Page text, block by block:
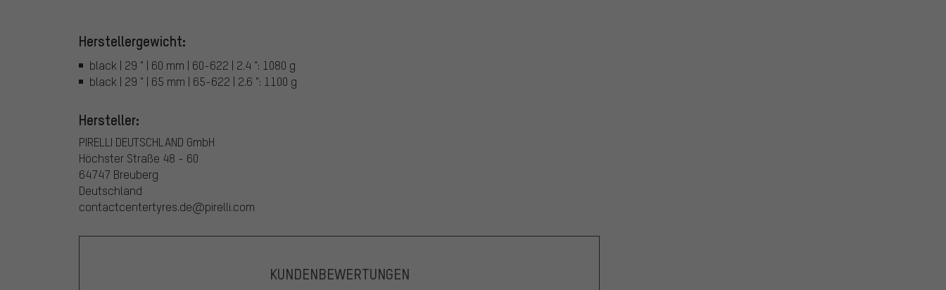
Herstellergewicht:
black | 29 " | 60 mm | 60-622 | 2.4 ": 1080 g
black | 29 " | 65 mm | 65-622 | 2.6 ": 1100 g
Hersteller:
PIRELLI DEUTSCHLAND GmbH
Höchster Straße 48 - 60
64747 Breuberg
Deutschland
contactcentertyres.de@pirelli.com
KUNDENBEWERTUNGEN